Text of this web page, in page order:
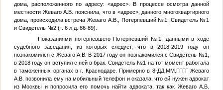
дома, расположенного по адресу: <адрес> . В процессе осмотра данной
местности Жеваго А.В. пояснила, что в <адрес>, данного многоквартирного
дома, происходила встреча Жеваго А.В.,
Потерпевший №1
Свидетель №1
и Свидетель №2(т. 6 л.д. 86-89).
Показаниями потерпевшегоПотерпевший №1
, данными в ходе
судебного заседания, из которых следует, что в 2018-2019 году он
познакомился с Жеваго А.В. В 2017 году он познакомился сСвидетель №1
в 2018 году он вступил с ней в брак.Свидетель №1 на тот момент работала
в таможенных органах в г. Краснодаре. Примерно в 8-ДД.ММ.ГГГГЖеваго
А.В. позвонила ему на мобильный телефон и сказала, что ей нужен адвокат
из Москвы и попросила его помочь найти адвоката, так как Жеваго А.В.